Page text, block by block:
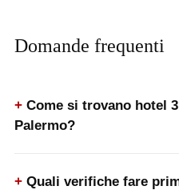
Domande frequenti
Come si trovano hotel
Palermo?
Quali verifiche fare